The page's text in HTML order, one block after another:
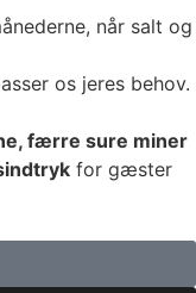
når salt og
os jeres behov.
færre sure miner
for gæster